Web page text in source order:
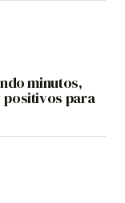
minutos,
positivos para